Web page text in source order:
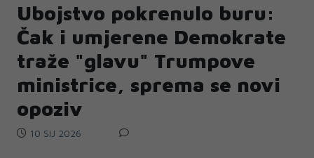
Ubojstvo pokrenulo buru:
Čak i umjerene Demokrate
traže "glavu" Trumpove
ministrice, sprema se novi
opoziv
10 SIJ 2026